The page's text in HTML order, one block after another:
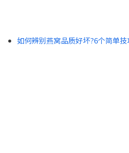
如何辨别燕窝品质好坏?6个简单